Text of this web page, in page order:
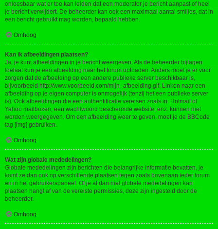
onleesbaar wat er toe kan leiden dat een moderator je bericht aanpast of heel
je bericht verwijdert. De beheerder kan ook een maximaal aantal smilies, dat in
een bericht gebruikt mag worden, bepaald hebben.
Omhoog
Kan ik afbeeldingen plaatsen?
Ja, je kunt afbeeldingen in je bericht weergeven. Als de beheerder bijlagen
toelaat kun je een afbeelding naar het forum uploaden. Anders moet je er voor
zorgen dat de afbeelding op een andere publieke server beschikbaar is,
bijvoorbeeld http://www.voorbeeld.com/mijn_afbeelding.gif. Linken naar een
afbeelding op je eigen computer is onmogelijk (tenzij het een publieke server
is). Ook afbeeldingen die een authentificatie vereisen zoals in: Hotmail of
Yahoo mailboxen, een wachtwoord beschermde website, enz. kunnen niet
worden weergegeven. Om een afbeelding weer te geven, moet je de BBCode
tag [img] gebruiken.
Omhoog
Wat zijn globale mededelingen?
Globale mededelingen zijn berichten die belangrijke informatie bevatten, je
komt ze dan ook op verschillende plaatsen tegen zoals bovenaan ieder forum
en in het gebruikerspaneel. Of je al dan niet globale mededelingen kan
plaatsen hangt af van de vereiste permissies, deze zijn ingesteld door de
beheerder.
Omhoog